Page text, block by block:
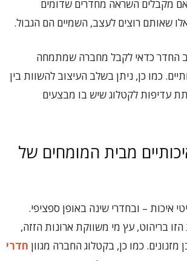
מקבלים השראה מחדרים שדומים
שאותם רוצים לעצב, השמיים הם הגבול.
החדר כדאי לקבל מחברה שמתמחה
כמו כן, ניתן בשלב העיצוב להשוות בין
עדיפות לקטלוג שיש בו מבצעים
מבית המומחים של
איכות – ובחדרי שינה באופן ספציפי.
בריהוט, עץ מי משווקת ארונות הזזה,
מזנונים. כמו כן, בקטלוג החברה מגוון חדרי